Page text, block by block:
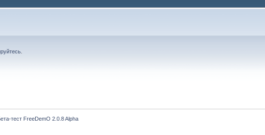
тест FreeDemO 2.0.8 Alpha